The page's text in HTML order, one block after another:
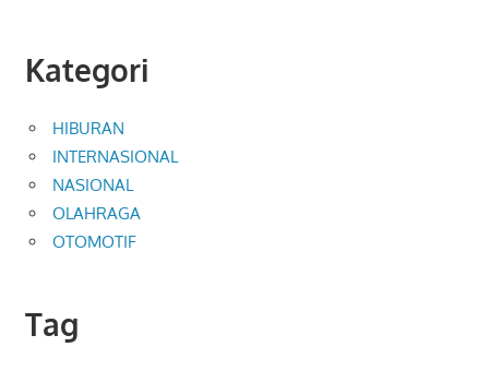
Kategori
HIBURAN
INTERNASIONAL
NASIONAL
OLAHRAGA
OTOMOTIF
Tag